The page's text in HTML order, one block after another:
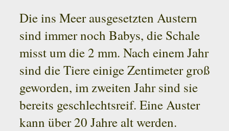
Die ins Meer ausgesetzten Austern
sind immer noch Babys, die Schale
misst um die 2 mm. Nach einem Jahr
sind die Tiere einige Zentimeter groß
geworden, im zweiten Jahr sind sie
bereits geschlechtsreif. Eine Auster
kann über 20 Jahre alt werden.